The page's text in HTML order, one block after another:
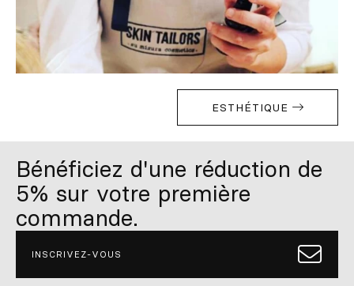
ESTHÉTIQUE
Bénéficiez d'une réduction de
5% sur votre première
commande.
INSCRIVEZ-VOUS